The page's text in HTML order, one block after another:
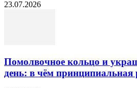
23.07.2026
Помолвочное кольцо и
день: в чём принципиальная